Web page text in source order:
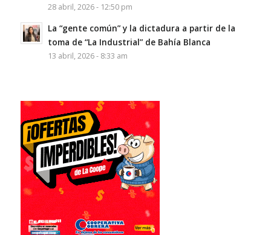
28 abril, 2026 - 12:50 pm
La “gente común” y la dictadura a partir de la
toma de “La Industrial” de Bahía Blanca
13 abril, 2026 - 8:33 am